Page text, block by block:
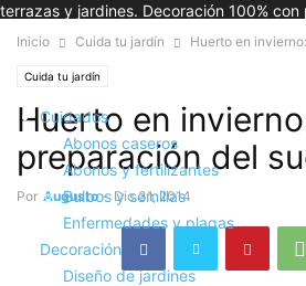
terrazas y jardines. Decoración 100%
Cuidados
Abonos caseros
Abonos y fertilizantes
Bulbos y semillas
Enfermedades y plagas
Decoración
Diseño de jardines
Inicio Cuida tu jardín Huerto en
Cuida tu jardín
Huerto en
preparación del
Por Augusto - Dic 31, 2014